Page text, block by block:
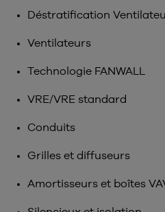
Déstratification
Ventilateurs
Technologie FANWALL
VRE/VRE standard
Conduits
Grilles et diffuseurs
Amortisseurs et boîtes